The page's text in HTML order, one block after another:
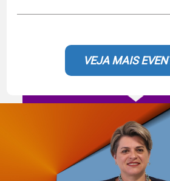
VEJA MAIS